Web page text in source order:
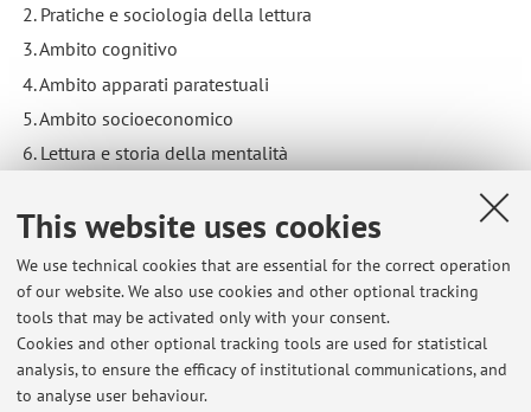
This website uses cookies
We use technical cookies that are essential for the correct operation
of our website. We also use cookies and other optional tracking
tools that may be activated only with your consent.
Cookies and other optional tracking tools are used for statistical
analysis, to ensure the efficacy of institutional communications, and
to analyse user behaviour.
2. Pratiche e sociologia della lettura
3. Ambito cognitivo
4. Ambito apparati paratestuali
5. Ambito socioeconomico
6. Lettura e storia della mentalità
8. Documentalità
Latest news
appello esame 4 aprile risultati editoria